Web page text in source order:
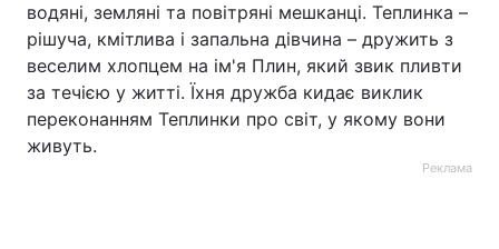
водяні, земляні та повітряні мешканці. Теплинка –
рішуча, кмітлива і запальна дівчина – дружить з
веселим хлопцем на ім'я Плин, який звик пливти
за течією у житті. Їхня дружба кидає виклик
переконанням Теплинки про світ, у якому вони
живуть.
Реклама